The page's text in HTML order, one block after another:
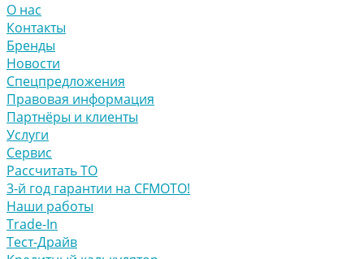
О нас
Контакты
Бренды
Новости
Спецпредложения
Правовая информация
Партнёры и клиенты
Услуги
Сервис
Рассчитать ТО
3-й год гарантии на CFMOTO!
Наши работы
Trade-In
Тест-Драйв